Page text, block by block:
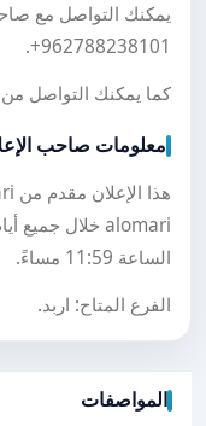
يمكنك التواصل مع
+962788238101
.
كما يمكنك التواصل
معلومات صاحب
الساعة 11:59 مساءً.
الفرع المتاح: اربد.
المواصفات